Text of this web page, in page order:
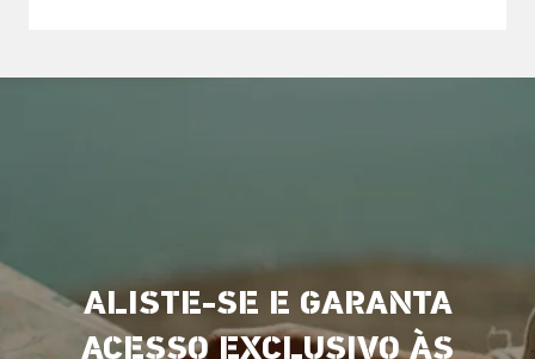
ALISTE-SE E GARANTA
ACESSO EXCLUSIVO ÀS